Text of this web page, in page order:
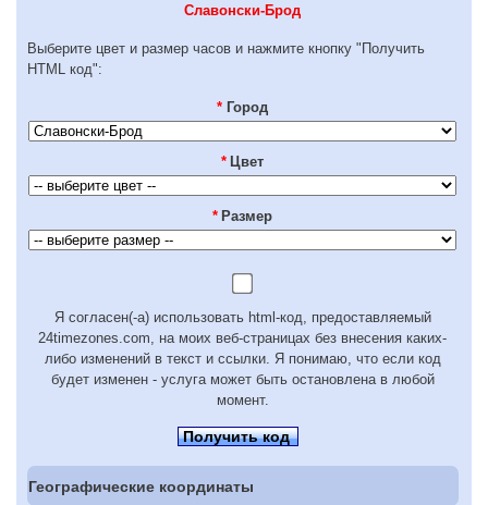
Славонски-Брод
Выберите цвет и размер часов и нажмите кнопку "Получить
HTML код":
* Город
* Цвет
* Размер
Я согласен(-а) использовать html-код, предоставляемый
24timezones.com, на моих веб-страницах без внесения каких-
либо изменений в текст и ссылки. Я понимаю, что если код
будет изменен - услуга может быть остановлена в любой
момент.
Получить код
Географические координаты